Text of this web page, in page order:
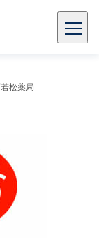
松薬局